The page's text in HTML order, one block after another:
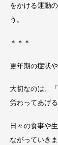
をかける運動
う。
＊＊＊
更年期の症状
大切なのは、
労わってあげる
日々の食事や
ながっていきま